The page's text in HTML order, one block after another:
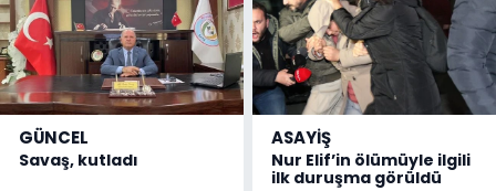
GÜNCEL
Savaş, kutladı
ASAYİŞ
Nur Elif’in ölümüyle ilgili
ilk duruşma görüldü